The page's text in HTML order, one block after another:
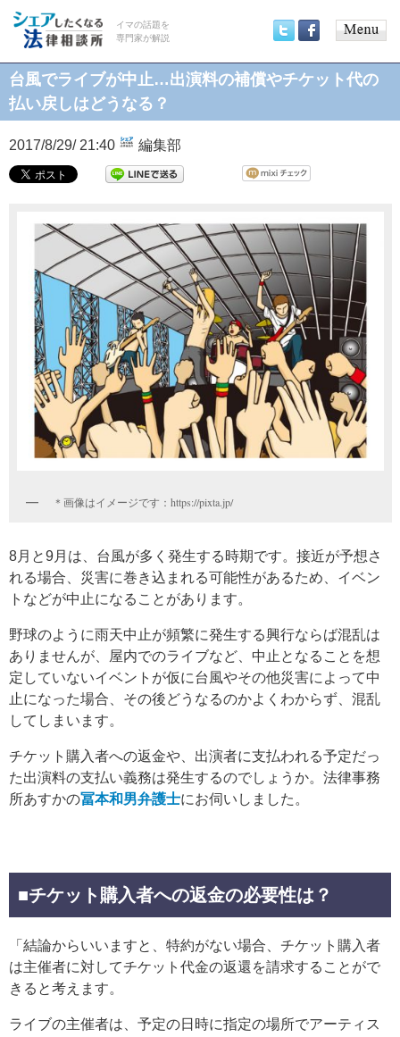
イマの話題を
専門家が解説
menu
台風でライブが中止…出演料の補償やチケット代の
払い戻しはどうなる？
2017/8/29/ 21:40 編集部
＊画像はイメージです：https://pixta.jp/
8月と9月は、台風が多く発生する時期です。接近が予想さ
れる場合、災害に巻き込まれる可能性があるため、イベン
トなどが中止になることがあります。
野球のように雨天中止が頻繁に発生する興行ならば混乱は
ありませんが、屋内でのライブなど、中止となることを想
定していないイベントが仮に台風やその他災害によって中
止になった場合、その後どうなるのかよくわからず、混乱
してしまいます。
チケット購入者への返金や、出演者に支払われる予定だっ
た出演料の支払い義務は発生するのでしょうか。法律事務
所あすかの冨本和男弁護士にお伺いしました。
■チケット購入者への返金の必要性は？
「結論からいいますと、特約がない場合、チケット購入者
は主催者に対してチケット代金の返還を請求することがで
きると考えます。
ライブの主催者は、予定の日時に指定の場所でアーティス